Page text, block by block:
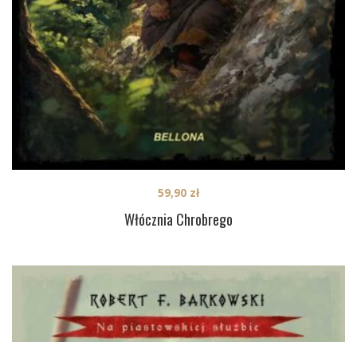
Włócznia Chrobrego
59,90 zł